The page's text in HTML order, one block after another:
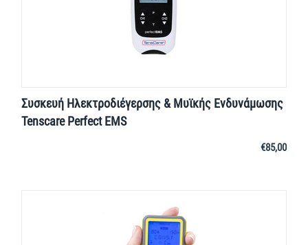
Συσκευή Ηλεκτροδιέγερσης & Μυϊκής Ενδυνάμωσης
Tenscare Perfect EMS
€85,00